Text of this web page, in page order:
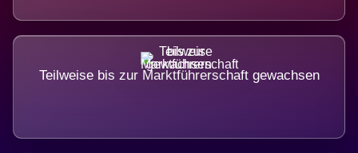
Teilweise bis zur Marktführerschaft gewachsen